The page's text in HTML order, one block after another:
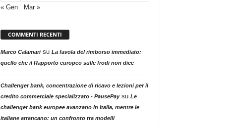
« Gen
Mar »
COMMENTI RECENTI
Marco Calamarisu La favola del rimborso immediato:
quello che il Rapporto europeo sulle frodi non dice
Challenger bank, concentrazione di ricavo e lezioni per il
credito commerciale specializzato - PausePaysu Le
challenger bank europee avanzano in Italia, mentre le
italiane arrancano: un confronto tra modelli